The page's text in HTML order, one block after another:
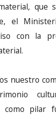
que
el
con la
nuestro
como pilar